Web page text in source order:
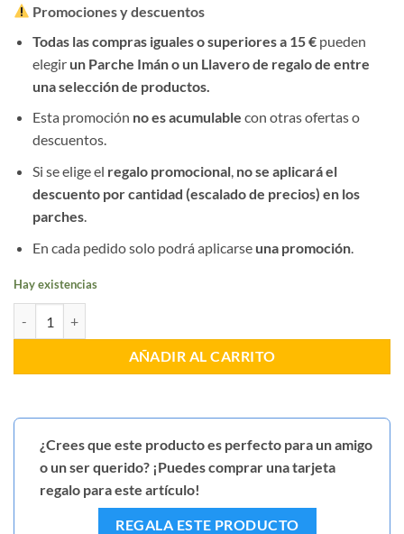
Promociones y descuentos
Todas las compras iguales o superiores a 15 €pueden
elegir un Parche Imán o un Llavero de regalo de entre
una selección de productos.
Esta promoción no es acumulable con otras ofertas o
descuentos.
Si se elige el regalo promocional, no se aplicará el
descuento por cantidad (escalado de precios) en los
parches.
En cada pedido solo podrá aplicarse una promoción.
Hay existencias
AÑADIR AL CARRITO
¿Crees que este producto es perfecto para un amigo
o un ser querido? ¡Puedes comprar una tarjeta
regalo para este artículo!
REGALA ESTE PRODUCTO